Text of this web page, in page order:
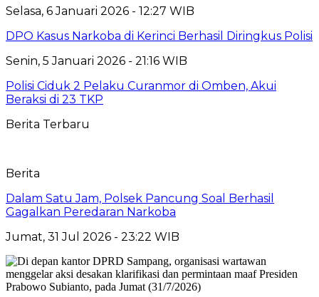
Selasa, 6 Januari 2026 - 12:27 WIB
‎DPO Kasus Narkoba di Kerinci Berhasil Diringkus Polisi
Senin, 5 Januari 2026 - 21:16 WIB
Polisi Ciduk 2 Pelaku Curanmor di Omben, Akui
Beraksi di 23 TKP
Berita Terbaru
Berita
Dalam Satu Jam, Polsek Pancung Soal Berhasil
Gagalkan Peredaran Narkoba
Jumat, 31 Jul 2026 - 23:22 WIB